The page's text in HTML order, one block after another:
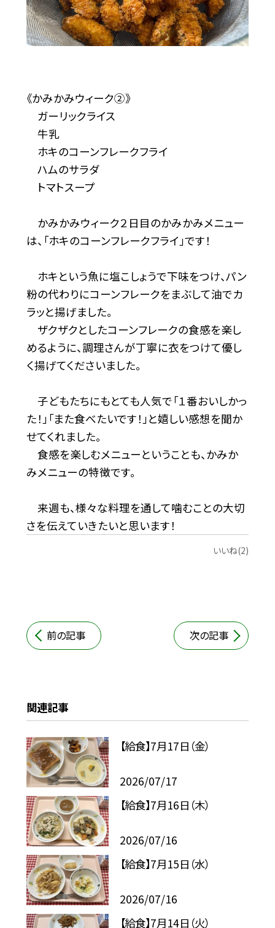
《かみかみウィーク②》
ガーリックライス
牛乳
ホキのコーンフレークフライ
ハムのサラダ
トマトスープ
かみかみウィーク２日目のかみかみメニュー
は、「ホキのコーンフレークフライ」です！
ホキという魚に塩こしょうで下味をつけ、パン
粉の代わりにコーンフレークをまぶして油でカ
ラッと揚げました。
ザクザクとしたコーンフレークの食感を楽し
めるように、調理さんが丁寧に衣をつけて優し
く揚げてくださいました。
子どもたちにもとても人気で「１番おいしかっ
た！」「また食べたいです！」と嬉しい感想を聞か
せてくれました。
食感を楽しむメニューということも、かみか
みメニューの特徴です。
来週も、様々な料理を通して噛むことの大切
さを伝えていきたいと思います！
いいね(2)
前の記事 次の記事
関連記事
【給食】7月17日（金）
2026/07/17
【給食】7月16日（木）
2026/07/16
【給食】7月15日（水）
2026/07/16
【給食】7月14日（火）